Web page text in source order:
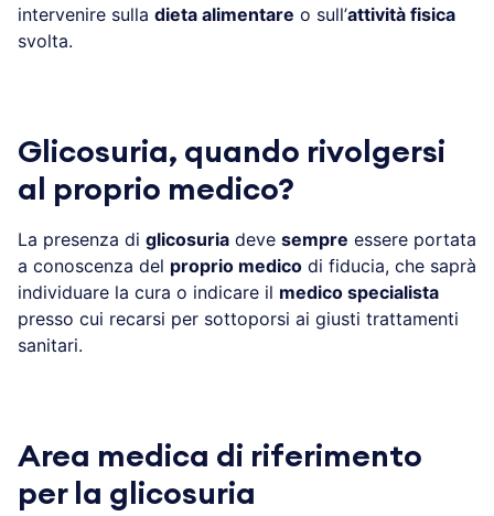
intervenire sulla dieta alimentare o sull’attività fisica
svolta.
Glicosuria, quando rivolgersi
al proprio medico?
La presenza di glicosuria deve sempre essere portata
a conoscenza del proprio medico di fiducia, che saprà
individuare la cura o indicare il medico specialista
presso cui recarsi per sottoporsi ai giusti trattamenti
sanitari.
Area medica di riferimento
per la glicosuria